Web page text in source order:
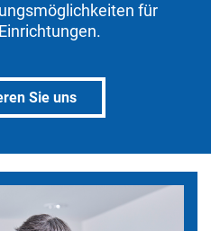
für
Sie uns